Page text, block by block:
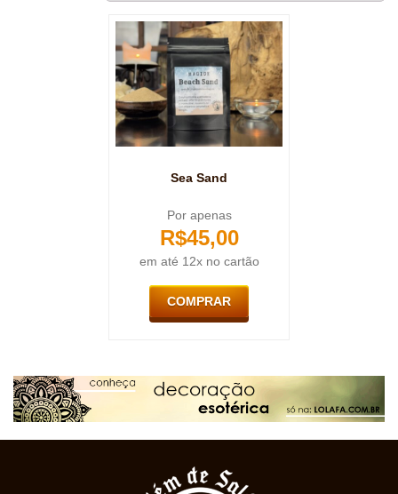
Sea Sand
Por apenas
R$45,00
em até 12x no cartão
COMPRAR